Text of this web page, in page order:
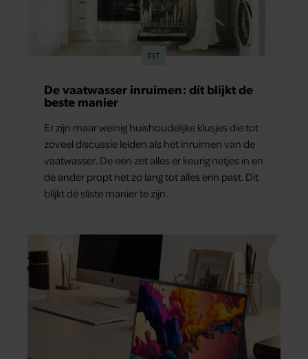
FIT
De vaatwasser inruimen: dít blijkt de
beste manier
Er zijn maar weinig huishoudelijke klusjes die tot
zoveel discussie leiden als het inruimen van de
vaatwasser. De een zet alles er keurig netjes in en
de ander propt net zo lang tot alles erin past. Dit
blijkt dé sliste manier te zijn.